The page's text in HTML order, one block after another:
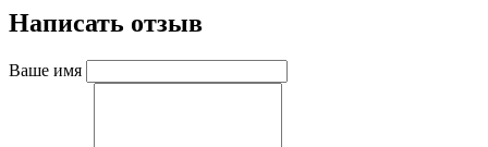
Написать отзыв
Ваше имя